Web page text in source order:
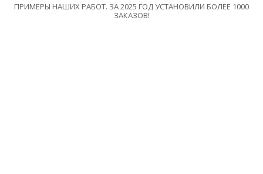
ПРИМЕРЫ НАШИХ РАБОТ. ЗА 2025 ГОД УСТАНОВИЛИ БОЛЕЕ 1000
ЗАКАЗОВ!